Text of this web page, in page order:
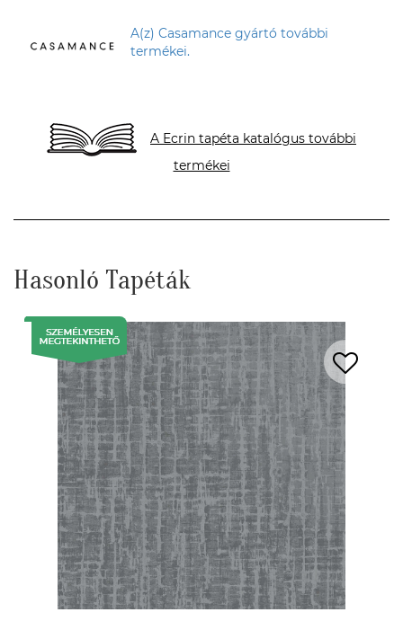
A(z) Casamance gyártó további
termékei.
A Ecrin tapéta katalógus további
termékei
Hasonló Tapéták